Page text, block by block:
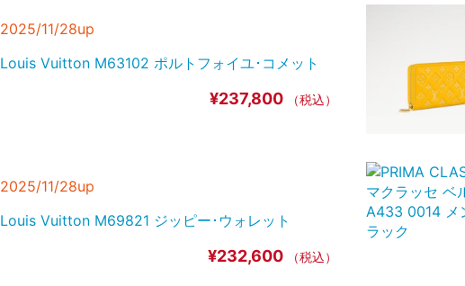
フェンディ FENDI トートバッグ ブランド ロゴ シ
2025/11/28up
Louis Vuitton M63102 ポルトフォイユ･コメット
¥237,800 （税込）
2025/11/28up
Louis Vuitton M69821 ジッピー･ウォレット
¥232,600 （税込）